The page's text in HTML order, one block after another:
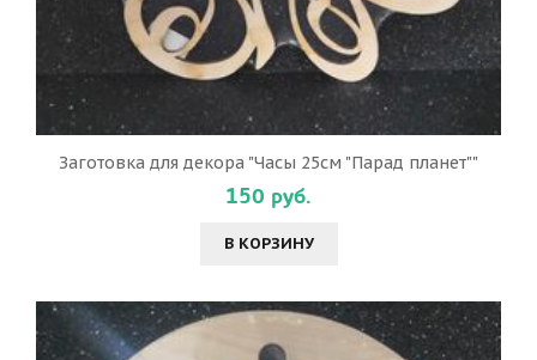
Заготовка для декора "Часы 25см "Парад планет""
150 руб.
В КОРЗИНУ